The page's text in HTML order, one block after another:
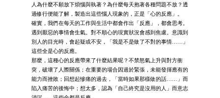
人為什麼不願放下煩惱與執著？為什麼每天抱著各種問題不放？透
過修行便能了解，製造出這些惱人現象的，正是「心的反應」。
確實，我們在每天的工作與生活中都會作出「反應」，都會思考。
遇到厭惡的事情會生氣。對不順心的現實狀況會感到焦慮。意識到
別人的目光時，會起疑或不安，「我是不是做了不對的事情……」
這些全是心的反應。
那麼，這種心的反應帶來了什麼結果呢？不禁怒氣上升與對方衝
突，破壞了人際關係；在重要的場合因過於緊張，未能發揮應有的
能力而挫敗；回想起慘痛的過去，「當時如果那樣做的話……」而
陷入痛苦的後悔中；想太多，認為「自己終究是沒用的人」而意志